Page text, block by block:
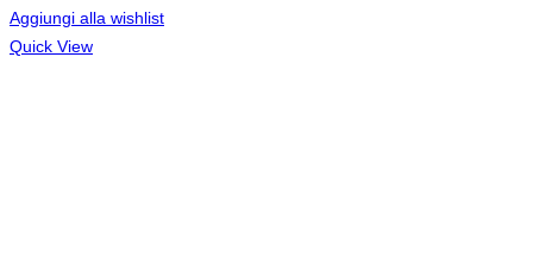
Aggiungi alla wishlist
Quick View